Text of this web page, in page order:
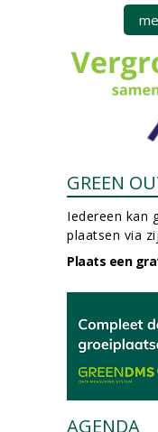
GREEN
Iedereen kan
plaatsen via
Plaats een
AGENDA